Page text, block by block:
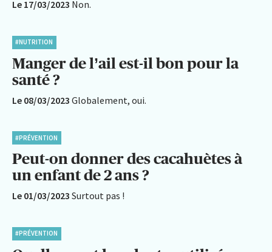
Le 17/03/2023 Non.
#NUTRITION
Manger de l’ail est-il bon pour la
santé ?
Le 08/03/2023 Globalement, oui.
#PRÉVENTION
Peut-on donner des cacahuètes à
un enfant de 2 ans ?
Le 01/03/2023 Surtout pas !
#PRÉVENTION